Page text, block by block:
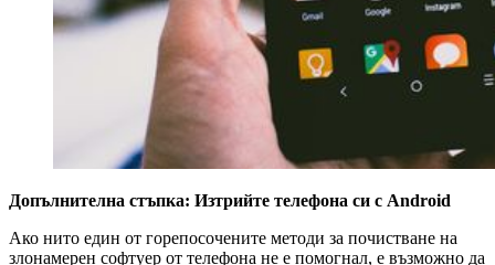
Допълнителна стъпка: Изтрийте телефона си с Android
Ако нито един от горепосочените методи за почистване на
злонамерен софтуер от телефона не е помогнал, е възможно да